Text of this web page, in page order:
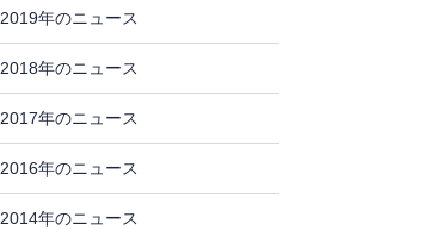
2019年のニュース
2018年のニュース
2017年のニュース
2016年のニュース
2014年のニュース